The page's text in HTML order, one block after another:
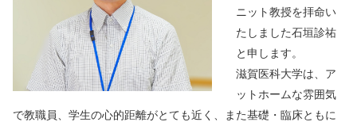
ニット教授を拝命い
たしました石垣診祐
と申します。
滋賀医科大学は、ア
ットホームな雰囲気
で教職員、学生の心的距離がとても近く、また基礎・臨床ともに